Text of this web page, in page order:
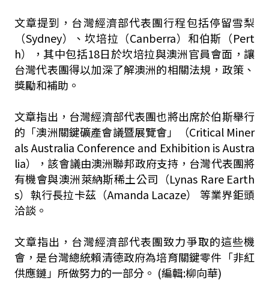
文章提到，台灣經濟部代表團行程包括停留雪梨
（Sydney）、坎培拉（Canberra）和伯斯（Pert
h），其中包括18日於坎培拉與澳洲官員會面，讓
台灣代表團得以加深了解澳洲的相關法規，政策、
獎勵和補助。
文章指出，台灣經濟部代表團也將出席於伯斯舉行
的「澳洲關鍵礦產會議暨展覽會」（Critical Miner
als Australia Conference and Exhibition is Austra
lia），該會議由澳洲聯邦政府支持，台灣代表團將
有機會與澳洲萊納斯稀土公司（Lynas Rare Earth
s）執行長拉卡茲（Amanda Lacaze） 等業界鉅頭
洽談。
文章指出，台灣經濟部代表團致力爭取的這些機
會，是台灣總統賴清德政府為培育關鍵零件「非紅
供應鏈」所做努力的一部分。 (編輯:柳向華)